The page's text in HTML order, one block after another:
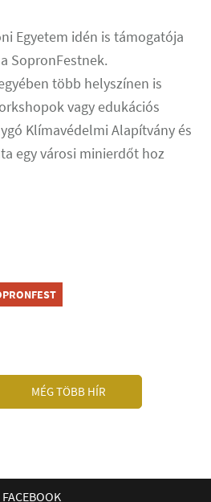
Egyetem idén is támogatója
SopronFestnek.
több helyszínen is
vagy edukációs
Klímavédelmi Alapítvány és
egy városi minierdőt hoz
MÉG TÖBB HÍR
FACEBOOK